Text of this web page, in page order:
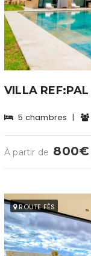
VILLA REF:PAL
5 chambres |
À partir de 800€
ROUTE FÈS